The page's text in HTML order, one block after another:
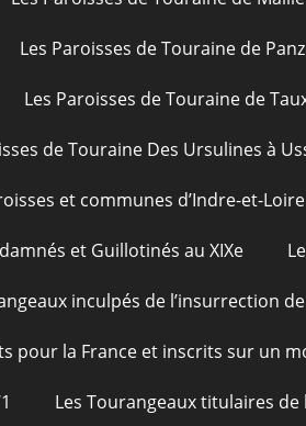
Les Paroisses de Touraine de
Les Paroisses de Touraine de
de Touraine Des Ursulines à
et communes d’Indre-et-Loire
et Guillotinés au XIXe
inculpés de l’insurrection
pour la France et inscrits sur un
Les Tourangeaux titulaires de